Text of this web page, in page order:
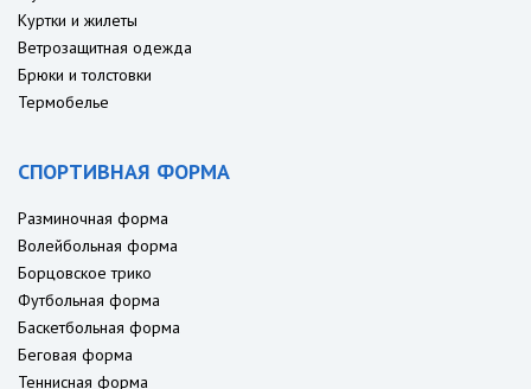
Куртки и жилеты
Ветрозащитная одежда
Брюки и толстовки
Термобелье
СПОРТИВНАЯ ФОРМА
Разминочная форма
Волейбольная форма
Борцовское трико
Футбольная форма
Баскетбольная форма
Беговая форма
Теннисная форма